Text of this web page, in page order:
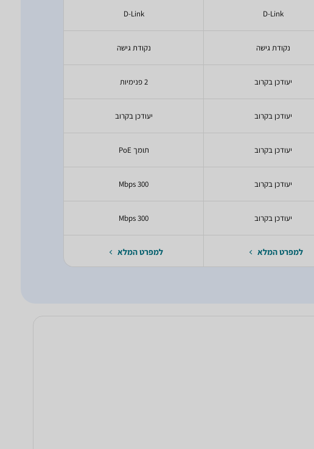
D-Link
נקודת גישה
יעודכן בקרוב
יעודכן בקרוב
יעודכן בקרוב
יעודכן בקרוב
יעודכן בקרוב
למפרט המלא
D-Link
נקודת גישה
2 פנימיות
יעודכן בקרוב
תומך PoE
300 Mbps
300 Mbps
למפרט המלא